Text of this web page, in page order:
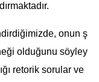
onun ş
olduğunu söyley
retorik sorular ve